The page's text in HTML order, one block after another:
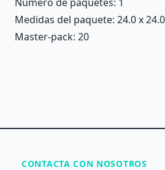
Medidas del paquete: 24.0 x
Master-pack: 20
CONTACTA CON NOSOTROS